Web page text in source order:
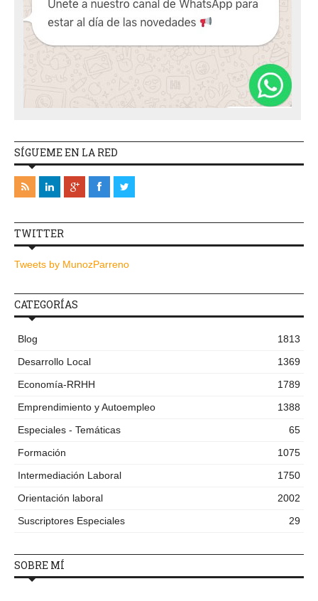
SÍGUEME EN LA RED
TWITTER
Tweets by MunozParreno
CATEGORÍAS
Blog
1813
Desarrollo Local
1369
Economía-RRHH
1789
Emprendimiento y Autoempleo
1388
Especiales - Temáticas
65
Formación
1075
Intermediación Laboral
1750
Orientación laboral
2002
Suscriptores Especiales
29
SOBRE MÍ